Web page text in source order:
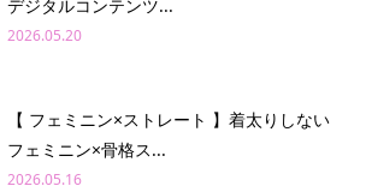
デジタルコンテンツ...
2026.05.20
【 フェミニン×ストレート 】着太りしない
フェミニン×骨格ス...
2026.05.16